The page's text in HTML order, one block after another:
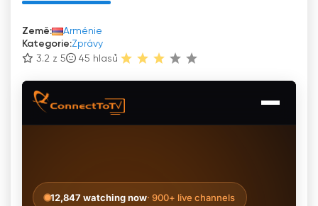
Země:
Arménie
Kategorie:Zprávy
3.2 z 5
45 hlasů